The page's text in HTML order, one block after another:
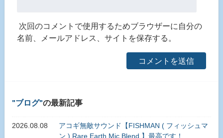
次回のコメントで使用するためブラウザーに自分の
名前、メールアドレス、サイトを保存する。
ブログ の最新記事
2026.08.08
アコギ無敵サウンド【FISHMAN ( フィッシュマ
ン ) Rare Earth Mic Blend 】最高です！